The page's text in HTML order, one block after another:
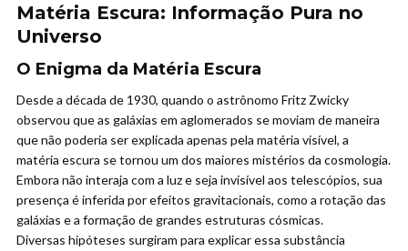
Matéria Escura: Informação Pura no
Universo
O Enigma da Matéria Escura
Desde a década de 1930, quando o astrônomo Fritz Zwicky
observou que as galáxias em aglomerados se moviam de maneira
que não poderia ser explicada apenas pela matéria visível, a
matéria escura se tornou um dos maiores mistérios da cosmologia.
Embora não interaja com a luz e seja invisível aos telescópios, sua
presença é inferida por efeitos gravitacionais, como a rotação das
galáxias e a formação de grandes estruturas cósmicas.
Diversas hipóteses surgiram para explicar essa substância